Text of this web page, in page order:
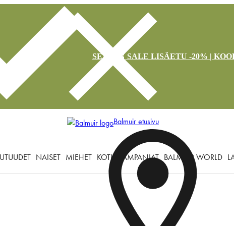
SEASON SALE LISÄETU -20% |
Balmuir etusivu
NAISET MIEHET KOTI KAMPANJAT BALMUIR WORLD